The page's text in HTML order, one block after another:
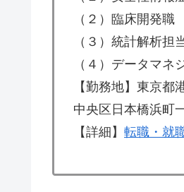
（２）臨床開発職
（３）統計解析担
（４）データマネ
【勤務地】東京
中央区日本橋浜町
【詳細】 転職・就